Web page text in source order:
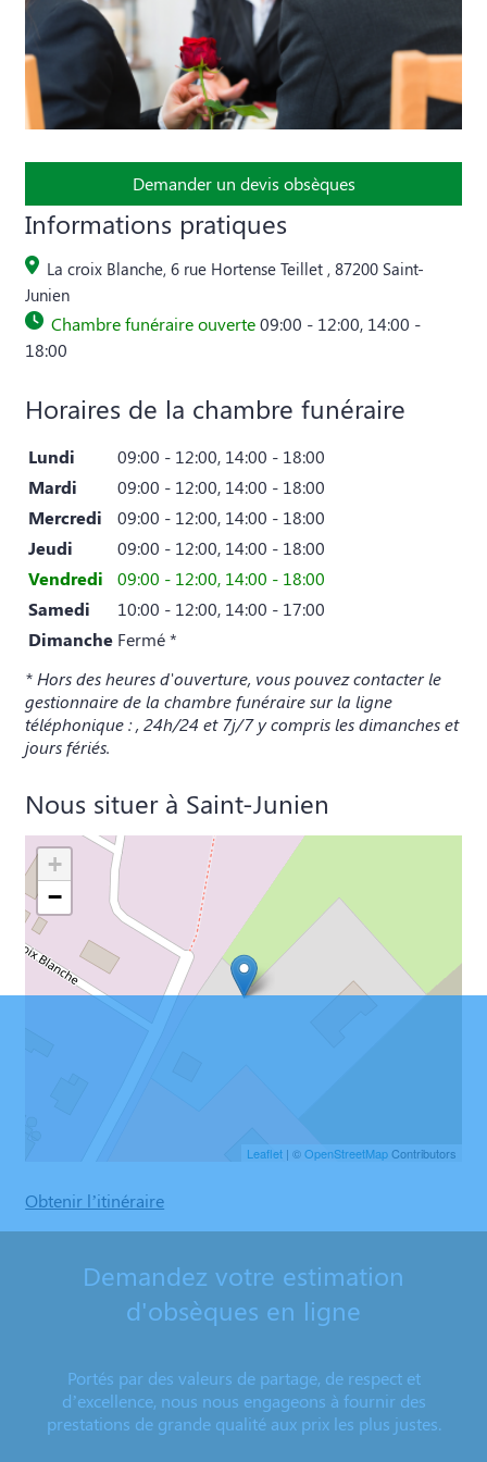
Demander un devis obsèques
Informations pratiques
La croix Blanche, 6 rue Hortense Teillet , 87200 Saint-
Junien
Chambre funéraire ouverte09:00 - 12:00, 14:00 -
18:00
Horaires de la chambre funéraire
Lundi
09:00 - 12:00, 14:00 - 18:00
Mardi
09:00 - 12:00, 14:00 - 18:00
Mercredi
09:00 - 12:00, 14:00 - 18:00
Jeudi
09:00 - 12:00, 14:00 - 18:00
Vendredi
09:00 - 12:00, 14:00 - 18:00
Samedi
10:00 - 12:00, 14:00 - 17:00
Dimanche Fermé *
* Hors des heures d'ouverture, vous pouvez contacter le
gestionnaire de la chambre funéraire sur la ligne
téléphonique : , 24h/24 et 7j/7 y compris les dimanches et
jours fériés.
Nous situer à Saint-Junien
+
−
Leaflet| ©OpenStreetMapContributors
Obtenir l’itinéraire
Demandez votre estimation
d'obsèques en ligne
Portés par des valeurs de partage, de respect et
d’excellence, nous nous engageons à fournir des
prestations de grande qualité aux prix les plus justes.